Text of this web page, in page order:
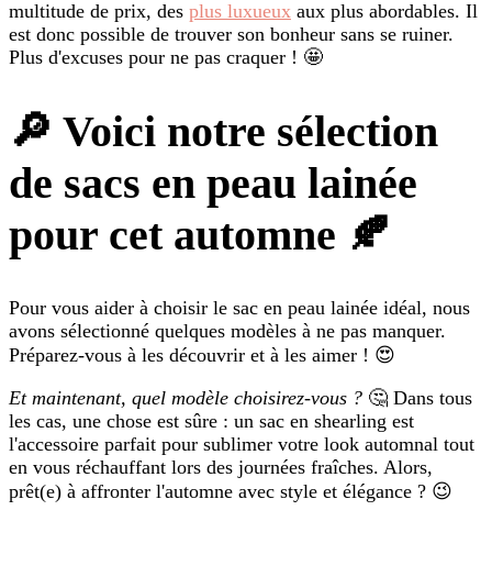
multitude de prix, des plus luxueux aux plus abordables. Il
est donc possible de trouver son bonheur sans se ruiner.
Plus d'excuses pour ne pas craquer ! 🤩
🔎 Voici notre sélection
de sacs en peau lainée
pour cet automne 🍂
Pour vous aider à choisir le sac en peau lainée idéal, nous
avons sélectionné quelques modèles à ne pas manquer.
Préparez-vous à les découvrir et à les aimer ! 😍
Et maintenant, quel modèle choisirez-vous ? 🤔 Dans tous
les cas, une chose est sûre : un sac en shearling est
l'accessoire parfait pour sublimer votre look automnal tout
en vous réchauffant lors des journées fraîches. Alors,
prêt(e) à affronter l'automne avec style et élégance ? 😉